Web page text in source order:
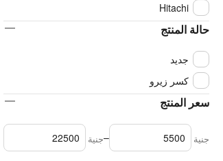
Hitachi
حالة المنتج
جديد
كسر زيرو
سعر المنتج
جنية –جنية